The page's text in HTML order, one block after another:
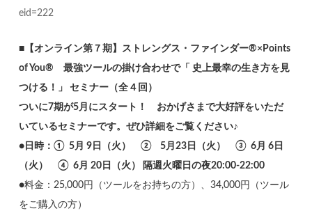
eid=222
■ 【オンライン第７期】ストレングス・ファインダー®×Points
of You® 最強ツールの掛け合わせで「 史上最幸の生き方を見
つける！」 セミナー（全４回）
ついに7期が5月にスタート！ おかげさまで大好評をいただ
いているセミナーです。ぜひ詳細をご覧ください♪
● 日時：① 5月 9日（火） ② 5月23日（火） ③ 6月 6日
（火） ④ 6月 20日（火） 隔週火曜日の夜20:00-22:00
●料金：25,000円（ツールをお持ちの方）、34,000円（ツール
をご購入の方）